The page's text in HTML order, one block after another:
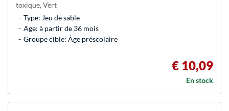
toxique, Vert
Type: Jeu de sable
Age: à partir de 36 mois
Groupe cible: Âge préscolaire
€ 10,09
En stock